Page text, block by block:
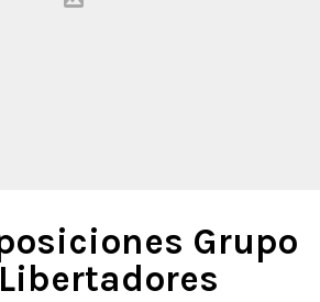
Grupo